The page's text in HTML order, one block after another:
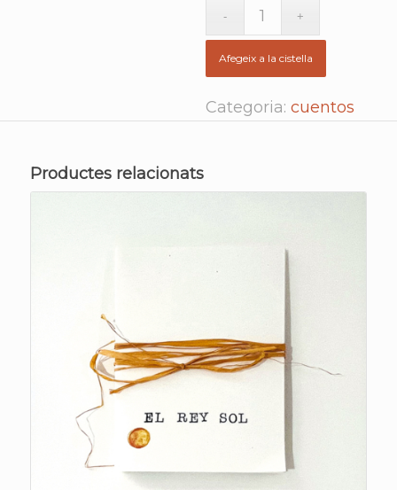
Afegeix a la cistella
Categoria: cuentos
Productes relacionats